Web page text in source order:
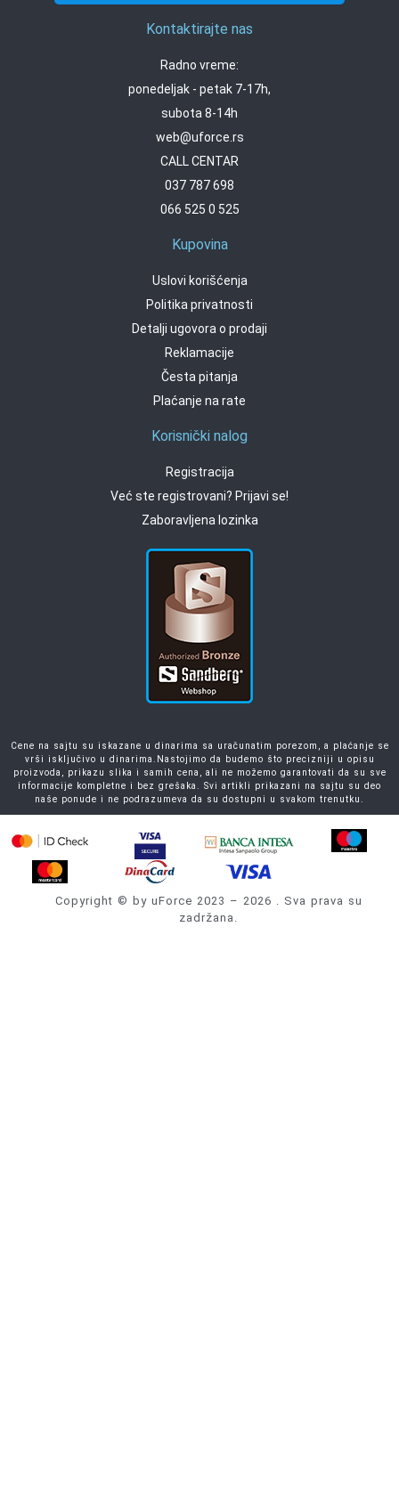
Kontaktirajte nas
Radno vreme:
ponedeljak - petak 7-17h,
subota 8-14h
web@uforce.rs
CALL CENTAR
037 787 698
066 525 0 525
Kupovina
Uslovi korišćenja
Politika privatnosti
Detalji ugovora o prodaji
Reklamacije
Česta pitanja
Plaćanje na rate
Korisnički nalog
Registracija
Već ste registrovani? Prijavi se!
Zaboravljena lozinka
Cene na sajtu su iskazane u dinarima sa uračunatim porezom, a plaćanje se
vrši isključivo u dinarima.Nastojimo da budemo što precizniji u opisu
proizvoda, prikazu slika i samih cena, ali ne možemo garantovati da su sve
informacije kompletne i bez grešaka. Svi artikli prikazani na sajtu su deo
naše ponude i ne podrazumeva da su dostupni u svakom trenutku.
Copyright © by uForce 2023 – 2026 . Sva prava su
zadržana.